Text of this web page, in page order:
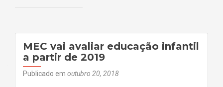
MEC vai avaliar educação infantil
a partir de 2019
Publicado em outubro 20, 2018